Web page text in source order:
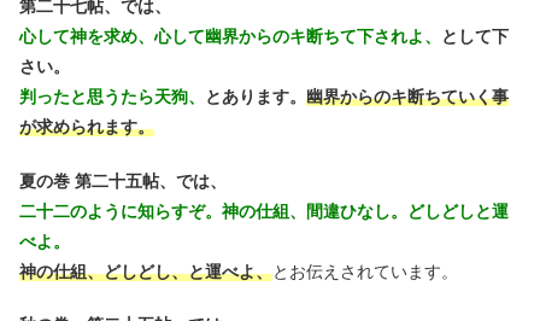
第二十七帖、では、
心して神を求め、心して幽界からのキ断ちて下されよ、
として下
さい。
判ったと思うたら天狗、
とあります。 幽界からのキ断ちていく事
が求められます。
夏の巻 第二十五帖、では、
二十二のように知らすぞ。神の仕組、間違ひなし。どしどしと運
べよ。
神の仕組、どしどし、と運べよ、とお伝えされています。